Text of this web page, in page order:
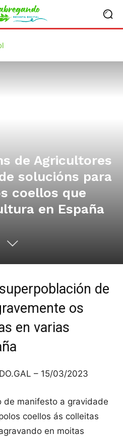
de Agricultores
solucións para
coellos que
en España
de
os
en varias
– 15/03/2023
de manifesto a gravidade
coellos ás colleitas
en moitas